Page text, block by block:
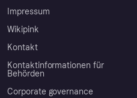
Impressum
Wikipink
Kontakt
Kontaktinformationen für
Behörden
Corporate governance